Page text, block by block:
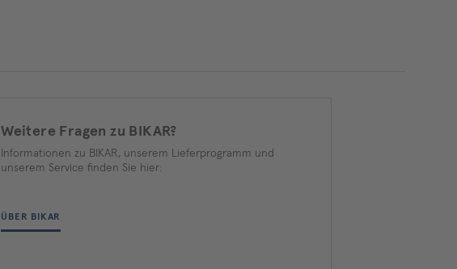
Weitere Fragen zu BIKAR?
Informationen zu BIKAR, unserem Lieferprogramm und
unserem Service finden Sie hier:
ÜBER BIKAR